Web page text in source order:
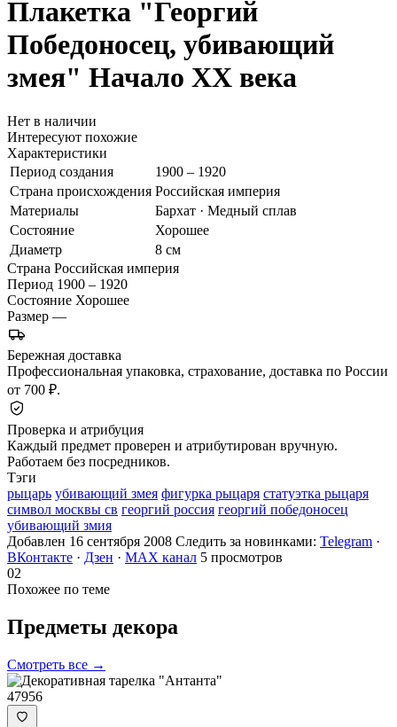
Плакетка "Георгий
Победоносец, убивающий
змея" Начало ХХ века
Нет в наличии
Интересуют похожие
Характеристики
Период создания
1900 – 1920
Страна происхождения Российская империя
Материалы
Бархат · Медный сплав
Состояние
Хорошее
Диаметр
8 см
Страна Российская империя
Период 1900 – 1920
Состояние Хорошее
Размер —
Бережная доставка
Профессиональная упаковка, страхование, доставка по России
от 700 ₽.
Проверка и атрибуция
Каждый предмет проверен и атрибутирован вручную.
Работаем без посредников.
Тэги
рыцарь убивающий змея фигурка рыцаря статуэтка рыцаря
символ москвы св георгий россия георгий победоносец
убивающий змия
Добавлен 16 сентября 2008 Следить за новинками: Telegram ·
ВКонтакте · Дзен · MAX канал 5 просмотров
02
Похожее по теме
Предметы декора
Смотреть все →
47956